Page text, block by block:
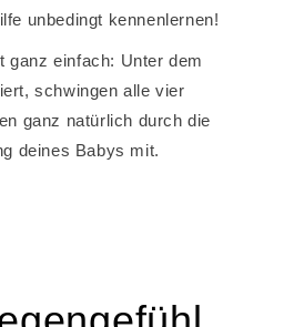
unbedingt kennenlernen!
ganz einfach: Unter dem
schwingen alle vier
ganz natürlich durch die
deines Babys mit.